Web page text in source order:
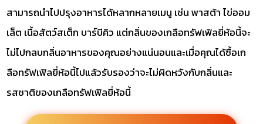
สามารถนำไปปรุงอาหารได้หลากหลายเมนู เช่น พาสต้า ไข่ออม
เล็ต เนื้อสัตว์สเต็ก บาร์บีคิว แต่กลิ่นของเกลือทรัฟเฟิลยี่ห้อนี้จะ
ไม่ไปกลบกลิ่นอาหารของคุณอย่างแน่นอนและเมื่อคุณได้ซื้อเก
ลือทรัฟเฟิลยี่ห้อนี้ไปแล้วรับรองว่าจะไม่ผิดหวังกับกลิ่นและ
รสชาติของเกลือทรัฟเฟิลยี่ห้อนี้